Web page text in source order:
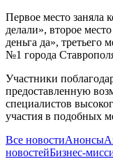
Первое место
делали», второе
деньга да»,
№1 города
Участники
предоставленную
специалистов
участия в подобных
Все новостиАнонсы
новостейБизнес-